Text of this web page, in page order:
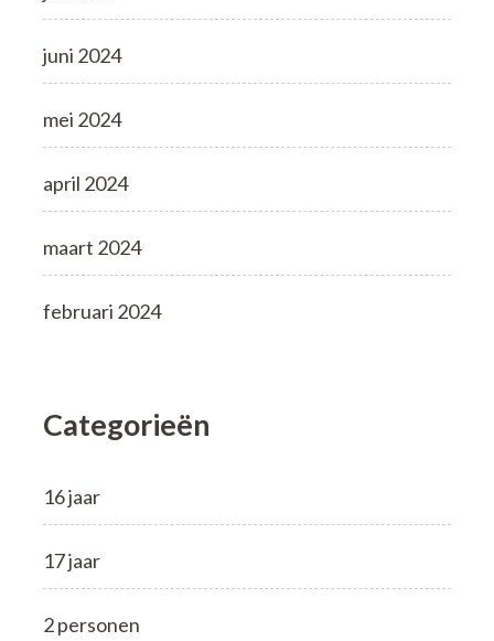
juni 2024
mei 2024
april 2024
maart 2024
februari 2024
Categorieën
16 jaar
17 jaar
2 personen